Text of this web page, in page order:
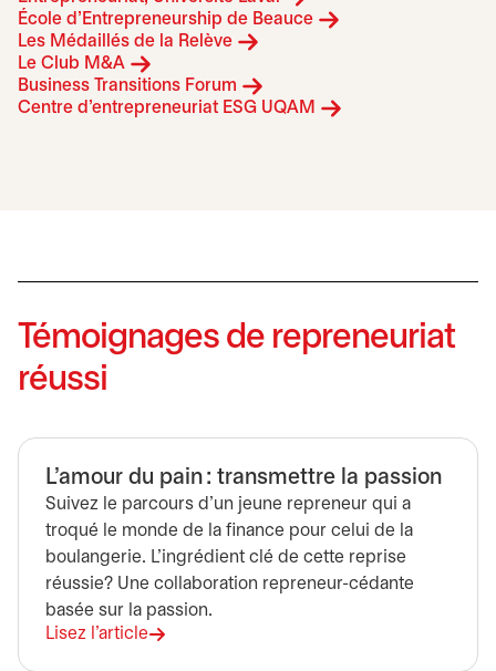
École d’Entrepreneurship de Beauce
Les Médaillés de la Relève
Le Club M&A
Business Transitions Forum
Centre d’entrepreneuriat ESG UQAM
Témoignages de repreneuriat
réussi
L’amour du pain : transmettre la passion
Suivez le parcours d’un jeune repreneur qui a
troqué le monde de la finance pour celui de la
boulangerie. L’ingrédient clé de cette reprise
réussie? Une collaboration repreneur-cédante
basée sur la passion.
Lisez l’article